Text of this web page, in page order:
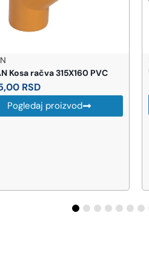
sn 75×2 1/2″ pvc
RSD
Pogledaj proizvod